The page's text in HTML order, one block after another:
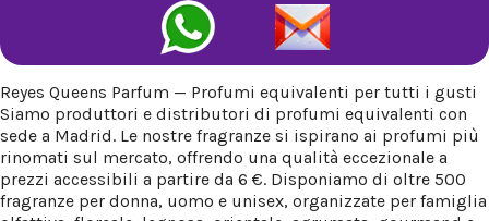
Reyes Queens Parfum — Profumi equivalenti per tutti i gusti
Siamo produttori e distributori di profumi equivalenti con
sede a Madrid. Le nostre fragranze si ispirano ai profumi più
rinomati sul mercato, offrendo una qualità eccezionale a
prezzi accessibili a partire da 6 €. Disponiamo di oltre 500
fragranze per donna, uomo e unisex, organizzate per famiglia